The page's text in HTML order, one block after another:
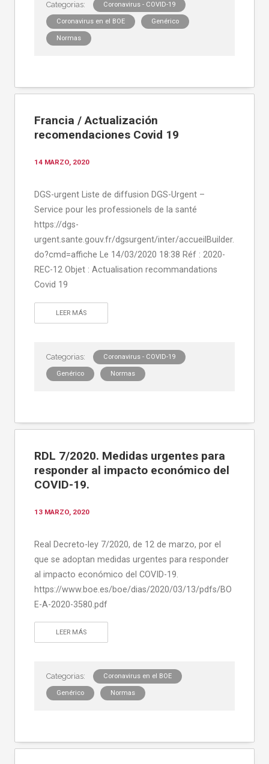
Coronavirus - COVID-19
Coronavirus en el BOE Genérico
Normas
Francia / Actualización
recomendaciones Covid 19
14 MARZO, 2020
DGS-urgent Liste de diffusion DGS-Urgent –
Service pour les professionels de la santé
https://dgs-
urgent.sante.gouv.fr/dgsurgent/inter/accueilBuilder.
do?cmd=affiche Le 14/03/2020 18:38 Réf : 2020-
REC-12 Objet : Actualisation recommandations
Covid 19
LEER MÁS
Coronavirus - COVID-19
Genérico Normas
RDL 7/2020. Medidas urgentes para
responder al impacto económico del
COVID-19.
13 MARZO, 2020
Real Decreto-ley 7/2020, de 12 de marzo, por el
que se adoptan medidas urgentes para responder
al impacto económico del COVID-19.
https://www.boe.es/boe/dias/2020/03/13/pdfs/BO
E-A-2020-3580.pdf
LEER MÁS
Coronavirus en el BOE
Genérico Normas